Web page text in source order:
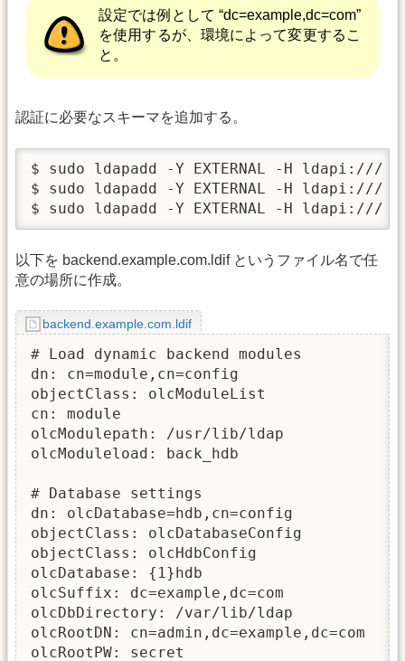
設定では例として “dc=example,dc=com”
を使用するが、環境によって変更するこ
と。
認証に必要なスキーマを追加する。
$ sudo ldapadd -Y EXTERNAL -H
$ sudo ldapadd -Y EXTERNAL -H
$ sudo ldapadd -Y EXTERNAL -H
以下を backend.example.com.ldif というファイル名で任
意の場所に作成。
backend.example.com.ldif
# Load dynamic backend modules
dn: cn=module,cn=config
objectClass: olcModuleList
cn: module
olcModulepath: /usr/lib/ldap
olcModuleload: back_hdb
# Database settings
dn: olcDatabase=hdb,cn=config
objectClass: olcDatabaseConfig
objectClass: olcHdbConfig
olcDatabase: {1}hdb
olcSuffix: dc=example,dc=com
olcDbDirectory: /var/lib/ldap
olcRootDN: cn=admin,dc=example,dc=com
olcRootPW: secret